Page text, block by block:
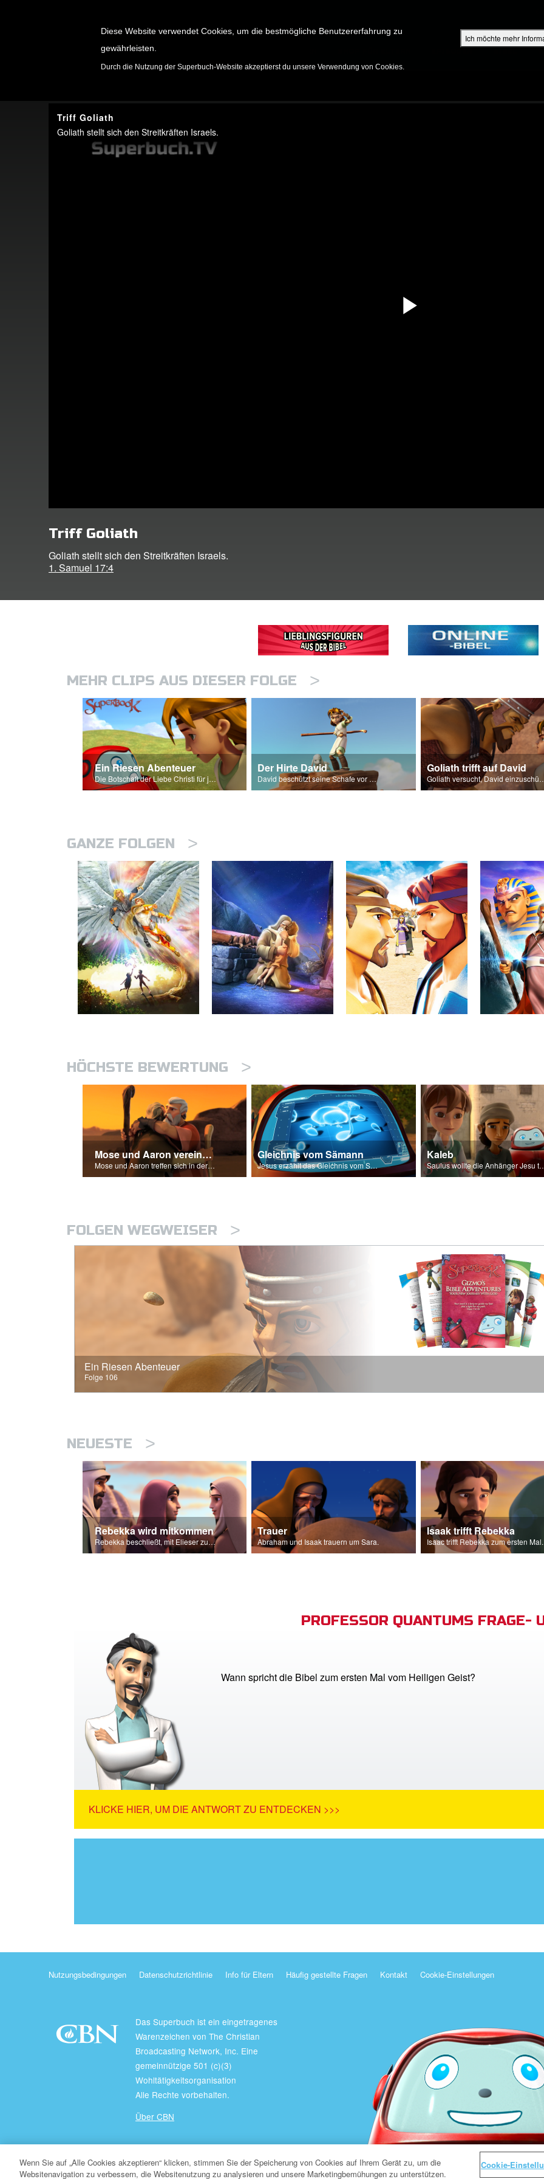
Diese Website verwendet Cookies, um die bestmögliche Benutzererfahrung zu
gewährleisten.
Durch die Nutzung der Superbuch-Website akzeptierst du unsere Verwendung von Cookies.
Ich möchte mehr
Triff Goliath
Goliath stellt sich den Streitkräften Israels.
1. Samuel 17:4
MEHR CLIPS AUS DIESER FOLGE >
Ein Riesen Abenteuer
Die Botschaft der Liebe Christi für jeden von uns.
Der Hirte David
David beschützt seine Schafe vor einem Löwen.
Goliath trifft auf David
Goliath versucht,
GANZE FOLGEN >
HÖCHSTE BEWERTUNG >
Mose und Aaron vereinen sich wieder
Mose und Aaron treffen sich in der Wildnis.
Gleichnis vom Sämann
Jesus erzählt das Gleichnis vom Sämann.
Kaleb
Saulus wollte die
FOLGEN WEGWEISER >
Ein Riesen Abenteuer
Folge 106
NEUESTE >
Rebekka wird mitkommen
Rebekka beschließt, mit Elieser zu gehen, um Isaaks Frau zu werden.
Trauer
Abraham und Isaak trauern um Sara.
Isaak trifft Rebekka
Isaac trifft Rebekka zum ersten Mal.
PROFESSOR QUANTUMS FRAGE-
Wann spricht die Bibel zum ersten Mal vom Heiligen Geist?
KLICKE HIER, UM DIE ANTWORT ZU ENTDECKEN >>>
Nutzungsbedingungen Datenschutzrichtlinie Info für Eltern Häufig gestellte Fragen Kontakt Cookie-Einstellungen
Das Superbuch ist ein eingetragenes
Warenzeichen von The Christian
Broadcasting Network, Inc. Eine
gemeinnützige 501 (c)(3)
Wohltätigkeitsorganisation
Alle Rechte vorbehalten.
Über CBN
© Copyright 2026 Christian Broadcasting Network.
Wenn Sie auf „Alle Cookies akzeptieren“ klicken, stimmen Sie der Speicherung von Cookies auf Ihrem Gerät zu, um die
Websitenavigation zu verbessern, die Websitenutzung zu analysieren und unsere Marketingbemühungen zu unterstützen.
Cookie-